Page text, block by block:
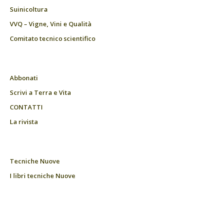
Suinicoltura
VVQ – Vigne, Vini e Qualità
Comitato tecnico scientifico
Abbonati
Scrivi a Terra e Vita
CONTATTI
La rivista
Tecniche Nuove
I libri tecniche Nuove